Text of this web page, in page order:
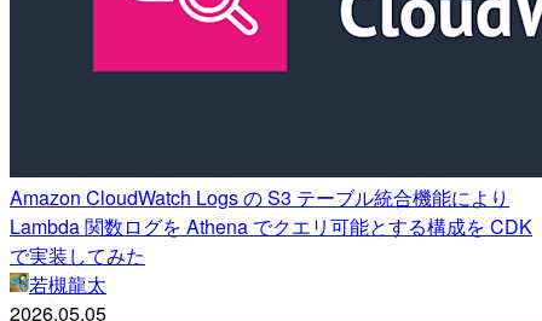
Amazon CloudWatch Logs の S3 テーブル統合機能により
Lambda 関数ログを Athena でクエリ可能とする構成を CDK
で実装してみた
若槻龍太
2026.05.05